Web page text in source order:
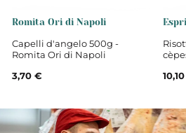
Romita Ori di Napoli
Capelli d'angelo 500g -
Romita Ori di Napoli
3,70 €